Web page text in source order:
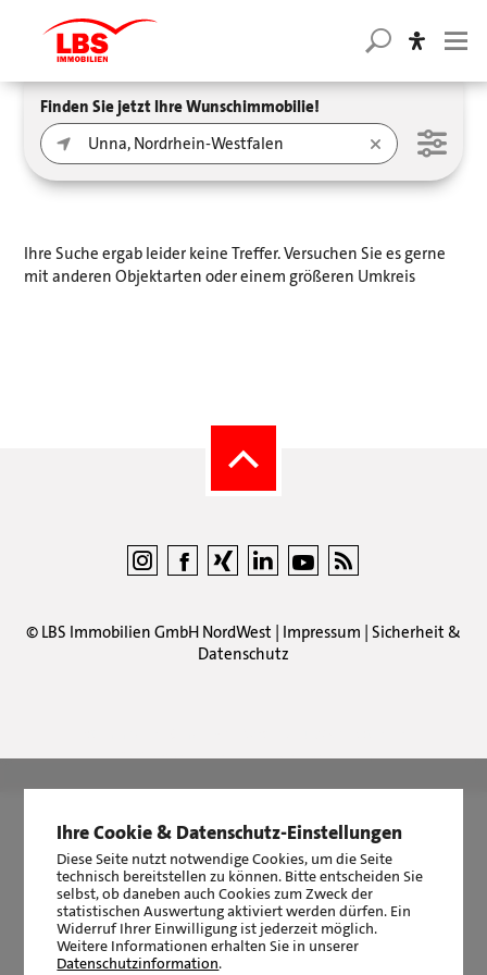
Finden Sie jetzt Ihre Wunschimmobilie!
Ihre Suche ergab leider keine Treffer. Versuchen Sie es gerne
mit anderen Objektarten oder einem größeren Umkreis
© LBS Immobilien GmbH NordWest | Impressum | Sicherheit &
Datenschutz
|2511Bewertungen auf ProvenExpert.com
Ihre Cookie & Datenschutz-Einstellungen
Diese Seite nutzt notwendige Cookies, um die Seite
technisch bereitstellen zu können. Bitte entscheiden Sie
selbst, ob daneben auch Cookies zum Zweck der
statistischen Auswertung aktiviert werden dürfen. Ein
Widerruf Ihrer Einwilligung ist jederzeit möglich.
Weitere Informationen erhalten Sie in unserer
Datenschutzinformation.